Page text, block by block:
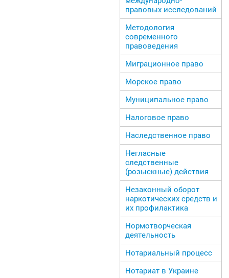
правовых исследований
Методология
современного
правоведения
Миграционное право
Морское право
Муниципальное право
Налоговое право
Наследственное право
Негласные
следственные
(розыскные) действия
Незаконный оборот
наркотических средств и
их профилактика
Нормотворческая
деятельность
Нотариальный процесс
Нотариат в Украине